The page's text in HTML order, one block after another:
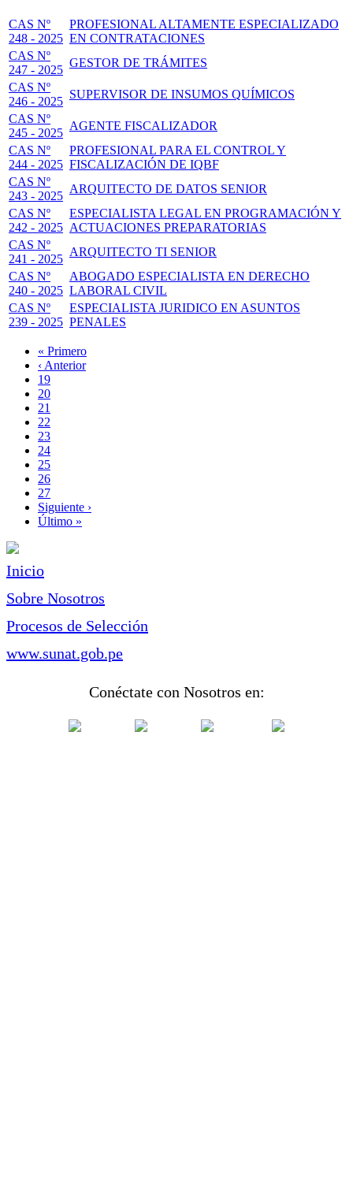
CAS Nº
248 - 2025
PROFESIONAL ALTAMENTE ESPECIALIZADO
EN CONTRATACIONES
CAS Nº
247 - 2025
GESTOR DE TRÁMITES
CAS Nº
246 - 2025
SUPERVISOR DE INSUMOS QUÍMICOS
CAS Nº
245 - 2025
AGENTE FISCALIZADOR
CAS Nº
244 - 2025
PROFESIONAL PARA EL CONTROL Y
FISCALIZACIÓN DE IQBF
CAS Nº
243 - 2025
ARQUITECTO DE DATOS SENIOR
CAS Nº
242 - 2025
ESPECIALISTA LEGAL EN PROGRAMACIÓN Y
ACTUACIONES PREPARATORIAS
CAS Nº
241 - 2025
ARQUITECTO TI SENIOR
CAS Nº
240 - 2025
ABOGADO ESPECIALISTA EN DERECHO
LABORAL CIVIL
CAS Nº
239 - 2025
ESPECIALISTA JURIDICO EN ASUNTOS
PENALES
Paginación
Primera
página
« Primero
Página
anterior
‹ Anterior
Page
19
Page
20
Page
21
Page
22
Página
actual
23
Page
24
Page
25
Page
26
Page
27
Siguiente
página
Siguiente ›
Última
Último »
Inicio
Sobre Nosotros
Procesos de Selección
www.sunat.gob.pe
Conéctate con Nosotros en: